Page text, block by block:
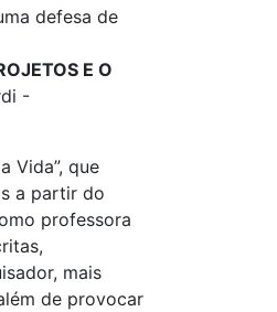
defesa de
E O
-
Vida”, que
a partir do
professora
mais
de provocar